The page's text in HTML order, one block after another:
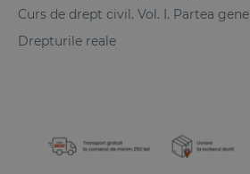
Curs de drept civil. Vol. I. Partea
Drepturile reale